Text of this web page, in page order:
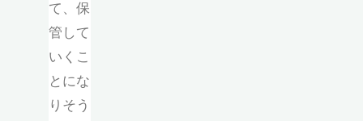
て、保
管して
いくこ
とにな
りそう